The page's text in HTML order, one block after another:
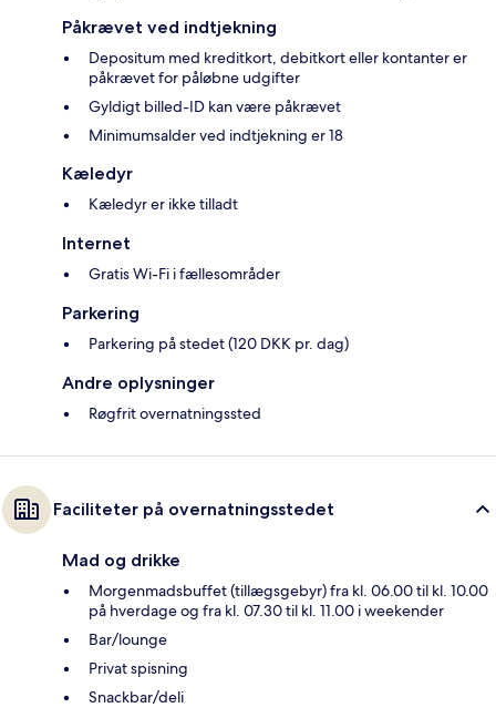
Påkrævet ved indtjekning
Depositum med kreditkort, debitkort eller kontanter er
påkrævet for påløbne udgifter
Gyldigt billed-ID kan være påkrævet
Minimumsalder ved indtjekning er 18
Kæledyr
Kæledyr er ikke tilladt
Internet
Gratis Wi-Fi i fællesområder
Parkering
Parkering på stedet (120 DKK pr. dag)
Andre oplysninger
Røgfrit overnatningssted
Faciliteter på overnatningsstedet
Mad og drikke
Morgenmadsbuffet (tillægsgebyr) fra kl. 06.00 til kl. 10.00
på hverdage og fra kl. 07.30 til kl. 11.00 i weekender
Bar/lounge
Privat spisning
Snackbar/deli